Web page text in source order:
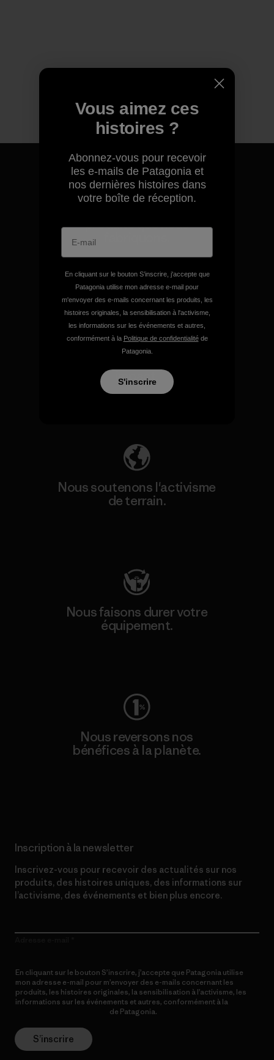
produits que nous
Voir la Garantie Ironclad
Nous assumons la
impact.
Nous soutenons l'activisme
de terrain.
Nous faisons durer votre
équipement.
Nous reversons nos
bénéfices à la planète.
Inscription à la newsletter
Inscrivez-vous pour recevoir des actualités sur nos
produits, des histoires uniques, des informations sur
l’activisme, des événements et bien plus encore.
En cliquant sur le bouton S’inscrire, j’accepte que Patagonia utilise
mon adresse e-mail pour m’envoyer des e-mails concernant les
produits, les histoires originales, la sensibilisation à l’activisme, les
informations sur les événements et autres, conformément à la
de Patagonia.
S’inscrire
Vous aimez ces
histoires ?
Abonnez-vous pour recevoir
les e-mails de Patagonia et
nos dernières histoires dans
votre boîte de réception.
En cliquant sur le bouton S’inscrire, j'accepte que
Patagonia utilise mon adresse e-mail pour
m'envoyer des e-mails concernant les produits, les
histoires originales, la sensibilisation à l'activisme,
les informations sur les événements et autres,
conformément à la Politique de confidentialitéde
Patagonia.
S'inscrire